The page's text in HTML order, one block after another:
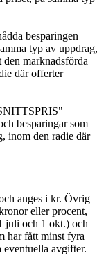
besparingen
typ av uppdrag,
marknadsförda
där offerter
besparingar som
inom den radie där
anges i kr. Övrig
eller procent,
juli och 1 okt.) och
har fått minst fyra
eventuella avgifter.